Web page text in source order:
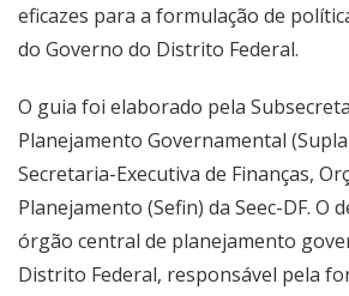
eficazes para a formulação de
do Governo do Distrito Federal.
O guia foi elaborado pela
Planejamento Governamental
Secretaria-Executiva de Finanças,
Planejamento (Sefin) da Seec-DF. O
órgão central de planejamento
Distrito Federal, responsável pela